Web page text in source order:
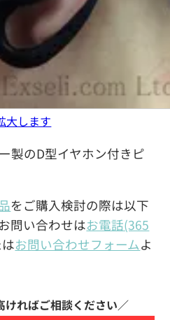
製のD型イヤホン付きピ
をご購入検討の際は以下
問い合わせはお電話(365
お問い合わせフォームよ
大します